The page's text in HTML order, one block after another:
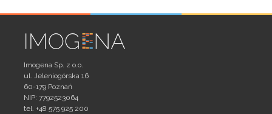
Imogena Sp. z o.o.
ul. Jeleniogórska 16
60-179 Poznań
NIP: 7792523064
tel. +48 575 925 200